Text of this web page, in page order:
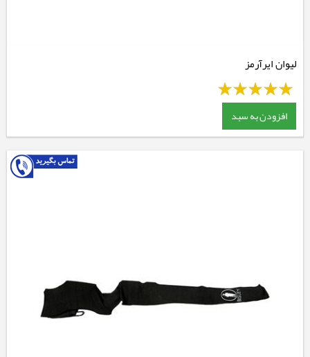
لیوان ایرآرمز
افزودن به سبد